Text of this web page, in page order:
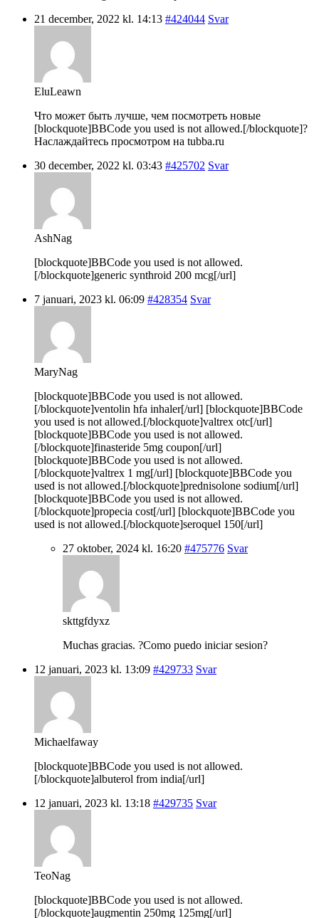
21 december, 2022 kl. 14:13 #424044 Svar
EluLeawn
Что может быть лучше, чем посмотреть новые
[blockquote]BBCode you used is not allowed.[/blockquote]?
Наслаждайтесь просмотром на tubba.ru
30 december, 2022 kl. 03:43 #425702 Svar
AshNag
[blockquote]BBCode you used is not allowed.
[/blockquote]generic synthroid 200 mcg[/url]
7 januari, 2023 kl. 06:09 #428354 Svar
MaryNag
[blockquote]BBCode you used is not allowed.
[/blockquote]ventolin hfa inhaler[/url] [blockquote]BBCode
you used is not allowed.[/blockquote]valtrex otc[/url]
[blockquote]BBCode you used is not allowed.
[/blockquote]finasteride 5mg coupon[/url]
[blockquote]BBCode you used is not allowed.
[/blockquote]valtrex 1 mg[/url] [blockquote]BBCode you
used is not allowed.[/blockquote]prednisolone sodium[/url]
[blockquote]BBCode you used is not allowed.
[/blockquote]propecia cost[/url] [blockquote]BBCode you
used is not allowed.[/blockquote]seroquel 150[/url]
27 oktober, 2024 kl. 16:20 #475776 Svar
skttgfdyxz
Muchas gracias. ?Como puedo iniciar sesion?
12 januari, 2023 kl. 13:09 #429733 Svar
Michaelfaway
[blockquote]BBCode you used is not allowed.
[/blockquote]albuterol from india[/url]
12 januari, 2023 kl. 13:18 #429735 Svar
TeoNag
[blockquote]BBCode you used is not allowed.
[/blockquote]augmentin 250mg 125mg[/url]